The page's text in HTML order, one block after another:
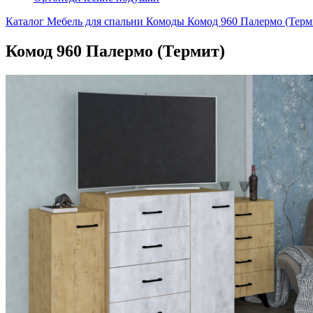
Каталог Мебель для спальни Комоды Комод 960 Палермо
Комод 960 Палермо (Термит)